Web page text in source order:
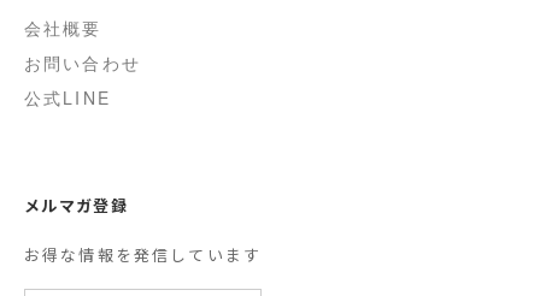
会社概要
お問い合わせ
公式LINE
メルマガ登録
お得な情報を発信しています